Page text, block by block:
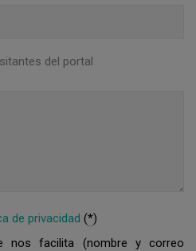
del portal
de privacidad (*)
nos facilita (nombre y correo